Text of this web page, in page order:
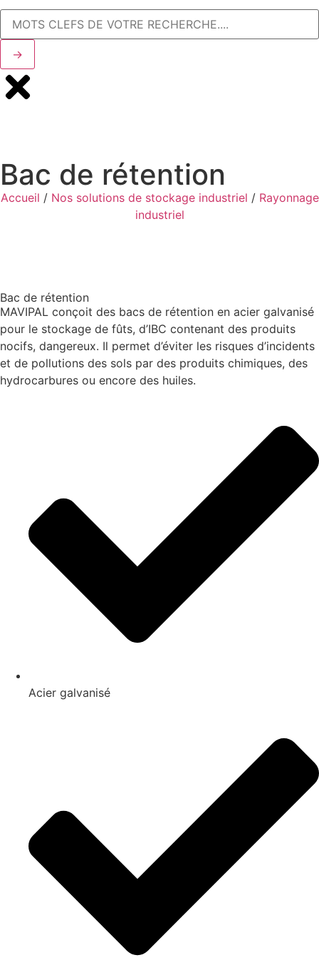
→
Bac de rétention
Accueil / Nos solutions de stockage industriel / Rayonnage
industriel
Bac de rétention
MAVIPAL conçoit des bacs de rétention en acier galvanisé
pour le stockage de fûts, d’IBC contenant des produits
nocifs, dangereux. Il permet d’éviter les risques d’incidents
et de pollutions des sols par des produits chimiques, des
hydrocarbures ou encore des huiles.
Acier galvanisé